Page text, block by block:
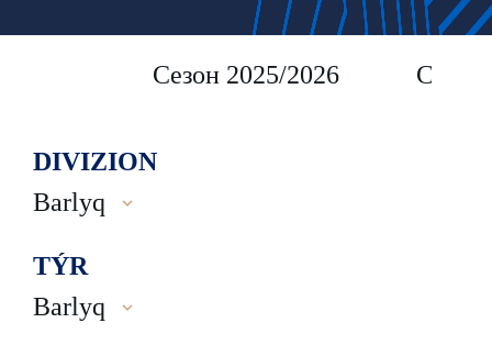
Сезон 2025/2026 Сезон
DIVIZION
Barlyq
TÝR
Barlyq